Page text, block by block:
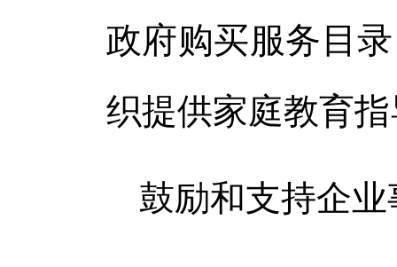
政府购买服务目
织提供家庭教育
鼓励和支持企